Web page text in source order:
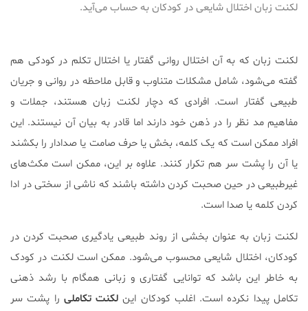
لکنت زبان اختلال شایعی در کودکان به حساب می‌آید.
لکنت زبان که به آن اختلال روانی گفتار یا اختلال تکلم در کودکی هم
گفته می‌شود، شامل مشکلات متناوب و قابل ملاحظه در روانی و جریان
طبیعی گفتار است. افرادی که دچار لکنت زبان هستند، جملات و
مفاهیم مد نظر را در ذهن خود دارند اما قادر به بیان آن نیستند. این
افراد ممکن است که یک کلمه، بخش یا حرف صامت یا صدادار را بکشند
یا آن را پشت سر هم تکرار کنند. علاوه بر این، ممکن است مکث‌های
غیرطبیعی در حین صحبت کردن داشته باشند که ناشی از سختی در ادا
کردن کلمه یا صدا است.
لکنت زبان به عنوان بخشی از روند طبیعی یادگیری صحبت کردن در
کودکان، اختلال شایعی محسوب می‌شود. ممکن است لکنت در کودک
به خاطر این باشد که توانایی گفتاری و زبانی همگام با رشد ذهنی
تکامل پیدا نکرده است. اغلب کودکان اینلکنت تکاملی را پشت سر